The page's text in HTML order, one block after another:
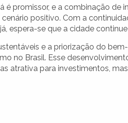
é promissor, e a combinação de
positivo. Com a
espera-se que a cidade
e a priorização do
no Brasil. Esse
atrativa para investimentos,